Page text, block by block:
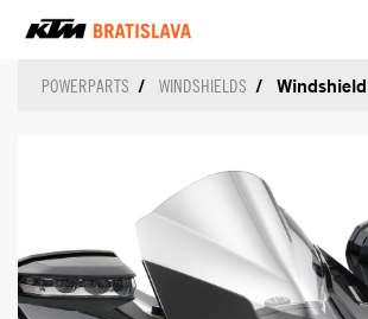
POWERPARTS WINDSHIELDS Windshield